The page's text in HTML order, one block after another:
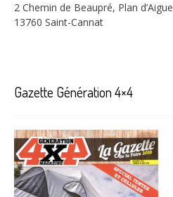
2 Chemin de Beaupré, Plan d’Aigue
13760 Saint-Cannat
Gazette Génération 4×4